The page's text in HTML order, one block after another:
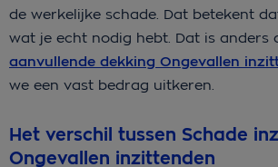
de werkelijke schade. Dat betekent
wat je echt nodig hebt. Dat is anders
aanvullende dekking Ongevallen
we een vast bedrag uitkeren.
Het verschil tussen Schade
Ongevallen inzittenden